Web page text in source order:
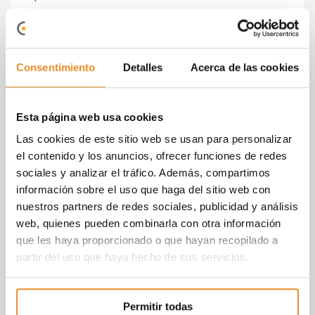
Consentimiento Detalles Acerca de las cookies
Esta página web usa cookies
Las cookies de este sitio web se usan para personalizar
el contenido y los anuncios, ofrecer funciones de redes
sociales y analizar el tráfico. Además, compartimos
información sobre el uso que haga del sitio web con
nuestros partners de redes sociales, publicidad y análisis
web, quienes pueden combinarla con otra información
que les haya proporcionado o que hayan recopilado a
partir del uso que haya hecho de sus servicios.
Permitir todas
Durante la jornada, Jose Ignacio hizo un
repaso de las distintas normativas que
existen en la actualidad sobre protecciones
tipos de protecciones y sus aplicaciones, así
definitivas enfocadas a su implantación en
los proyectos para el mantenimiento de los
edificios terminados.
Por su parte Ana fue la encargada de
presentar, a través de fotografías, las
medidas de seguridad que se implantan en
las obras propias de Vía Célere, además de
las medidas convencionales.